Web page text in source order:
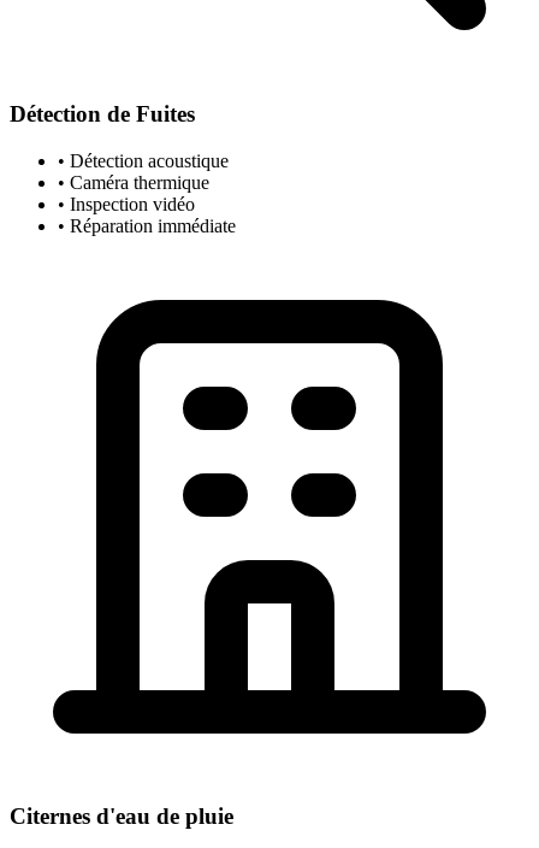
Détection de Fuites
• Détection acoustique
• Caméra thermique
• Inspection vidéo
• Réparation immédiate
Citernes d'eau de pluie